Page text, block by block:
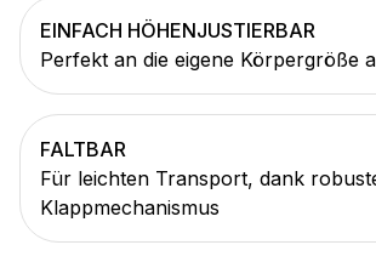
EINFACH HÖHENJUSTIERBAR
Perfekt an die eigene Körpergröße
FALTBAR
Für leichten Transport, dank
Klappmechanismus